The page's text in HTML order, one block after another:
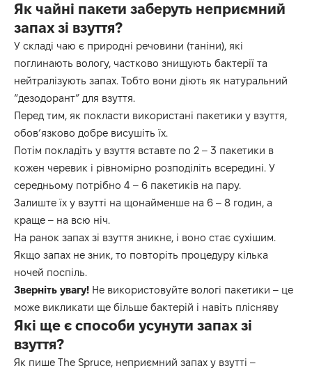
Як чайні пакети заберуть неприємний
запах зі взуття?
У складі чаю є природні речовини (таніни), які
поглинають вологу, частково знищують бактерії та
нейтралізують запах. Тобто вони діють як натуральний
“дезодорант” для взуття.
Перед тим, як покласти використані пакетики у взуття,
обов’язково добре висушіть їх.
Потім покладіть у взуття вставте по 2 – 3 пакетики в
кожен черевик і рівномірно розподіліть всередині. У
середньому потрібно 4 – 6 пакетиків на пару.
Залиште їх у взутті на щонайменше на 6 – 8 годин, а
краще – на всю ніч.
На ранок запах зі взуття зникне, і воно стає сухішим.
Якщо запах не зник, то повторіть процедуру кілька
ночей поспіль.
Зверніть увагу! Не використовуйте вологі пакетики – це
може викликати ще більше бактерій і навіть плісняву
Які ще є способи усунути запах зі
взуття?
Як пише The Spruce, неприємний запах у взутті –